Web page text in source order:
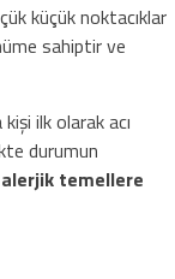
küçük noktacıklar
sahiptir ve
ilk olarak acı
durumun
alerjik temellere